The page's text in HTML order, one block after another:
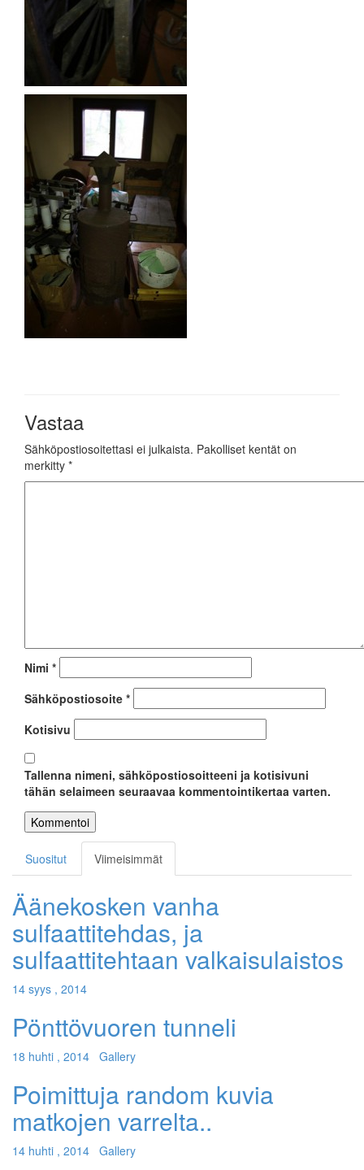
Vastaa
Sähköpostiosoitettasi ei julkaista. Pakolliset kentät on
merkitty *
Nimi *
Sähköpostiosoite *
Kotisivu
Tallenna nimeni, sähköpostiosoitteeni ja kotisivuni
tähän selaimeen seuraavaa kommentointikertaa varten.
Suositut Viimeisimmät
Äänekosken vanha
sulfaattitehdas, ja
sulfaattitehtaan valkaisulaistos
14 syys , 2014
Pönttövuoren tunneli
18 huhti , 2014 Gallery
Poimittuja random kuvia
matkojen varrelta..
14 huhti , 2014 Gallery